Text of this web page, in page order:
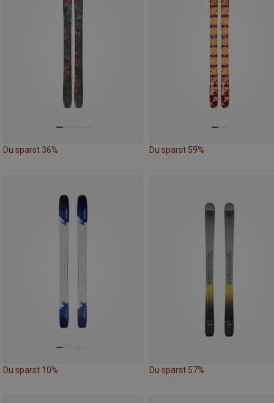
Du sparst 36% Du sparst 59%
Du sparst 10% Du sparst 57%